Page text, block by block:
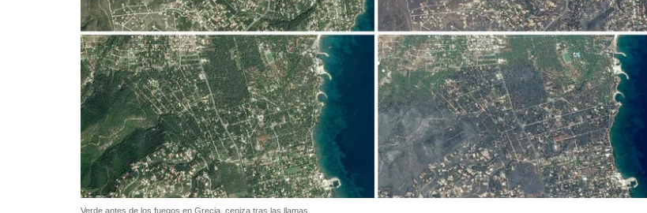
Verde antes de los fuegos en Grecia, ceniza tras las llamas